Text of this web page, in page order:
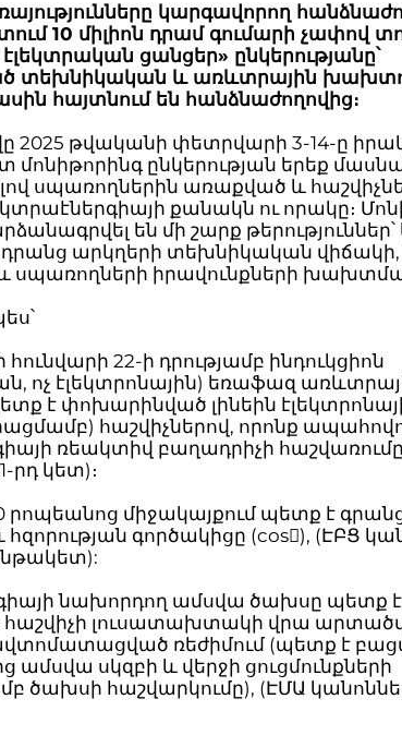
կարգավորող
10 միլիոն դրամ գումարի չափով
ցանցեր» ընկերությանը՝
տեխնիկական և առևտրային
հայտնում են հանձնաժողովից։
2025 թվականի փետրվարի 3-14-ը
ընկերության երեք
սպառողներին առաքված և
քանակն ու որակը։
են մի շարք
դրանց արկղերի տեխնիկական
և սպառողների իրավունքների
22-ի դրությամբ ինդուկցիոն
ոչ էլեկտրոնային) եռաֆազ
է փոխարինված լինեին
հաշվիչներով, որոնք
ռեակտիվ բաղադրիչի
րդ կետ)։
րոպեանոց միջակայքում պետք է
գործակիցը (cos), (ԷԲՑ
նախորդող ամսվա ծախսը պետք
հաշվիչի լուսատախտակի վրա
ավտոմատացված ռեժիմում (պետք է
ամսվա սկզբի և վերջի ցուցմունքների
ծախսի հաշվարկումը), (ԷՄԱ